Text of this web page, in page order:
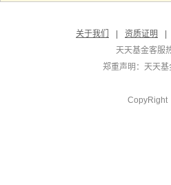
关于我们
资质证明
天天基金客服
郑重声明： 天天基
CopyRight